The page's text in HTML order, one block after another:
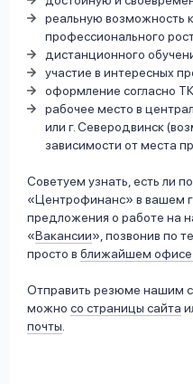
реальную возможность
профессионального
дистанционного
участие в интересных
оформление согласно
рабочее место в
или г. Северодвинск
зависимости от места
Советуем узнать, есть ли
«Центрофинанс» в вашем
предложения о работе на
«Вакансии», позвонив по
просто в ближайшем
Отправить резюме нашим
можно со страницы сайта
почты